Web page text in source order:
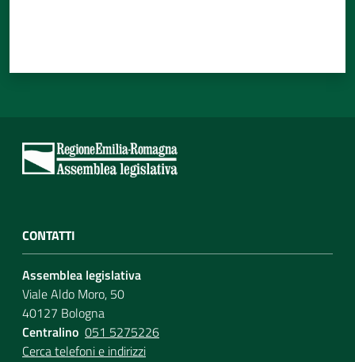
CONTATTI
Assemblea legislativa
Viale Aldo Moro, 50
40127 Bologna
Centralino 051 5275226
Cerca telefoni e indirizzi